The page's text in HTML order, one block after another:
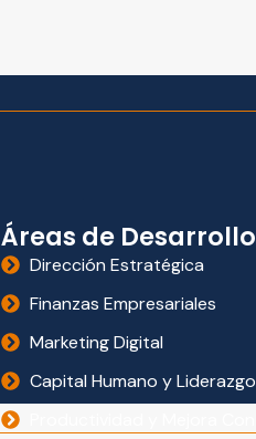
Áreas de Desarrollo
Dirección Estratégica
Finanzas Empresariales
Marketing Digital
Capital Humano y Liderazgo